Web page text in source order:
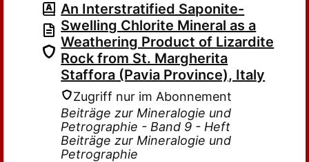
An Interstratified Saponite-
Swelling Chlorite Mineral as a
Weathering Product of Lizardite
Rock from St. Margherita
Staffora (Pavia Province), Italy
Zugriff nur im Abonnement
Beiträge zur Mineralogie und
Petrographie - Band 9 - Heft
Beiträge zur Mineralogie und
Petrographie